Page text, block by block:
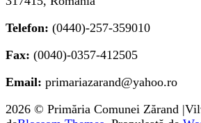
Telefon: (0440)-257-359010
Fax: (0040)-0357-412505
Email: primariazarand@yahoo.ro
2026 © Primăria Comunei Zărand